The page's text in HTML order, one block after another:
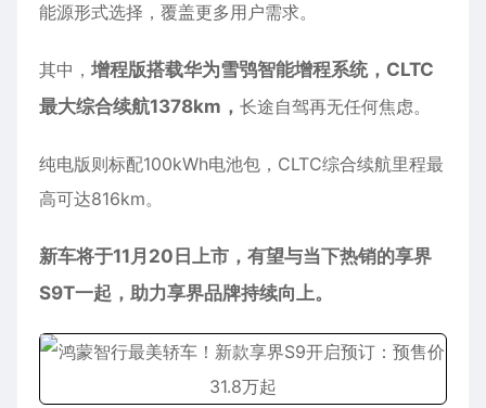
能源形式选择，覆盖更多用户需求。
其中， 增程版搭载华为雪鸮智能增程系统，CLTC
最大综合续航1378km， 长途自驾再无任何焦虑。
纯电版则标配100kWh电池包，CLTC综合续航里程最
高可达816km。
新车将于11月20日上市，有望与当下热销的享界
S9T一起，助力享界品牌持续向上。